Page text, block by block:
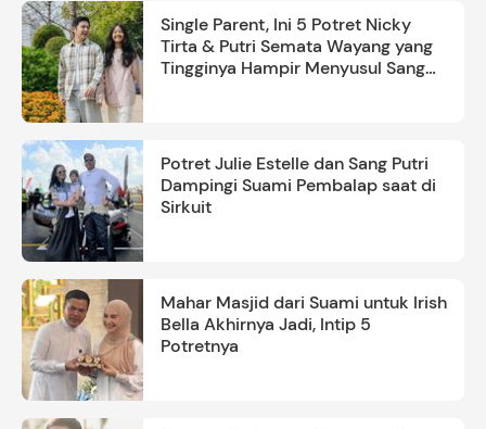
Single Parent, Ini 5 Potret Nicky
Tirta & Putri Semata Wayang yang
Tingginya Hampir Menyusul Sang
Potret Julie Estelle dan Sang Putri
Dampingi Suami Pembalap saat di
Sirkuit
Mahar Masjid dari Suami untuk Irish
Bella Akhirnya Jadi, Intip 5
Potretnya